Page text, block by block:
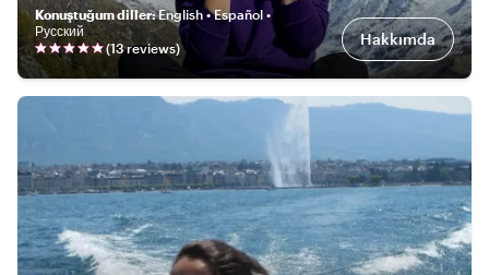
Konuştuğum diller:English • Español •
Русский
(13reviews) Hakkımda